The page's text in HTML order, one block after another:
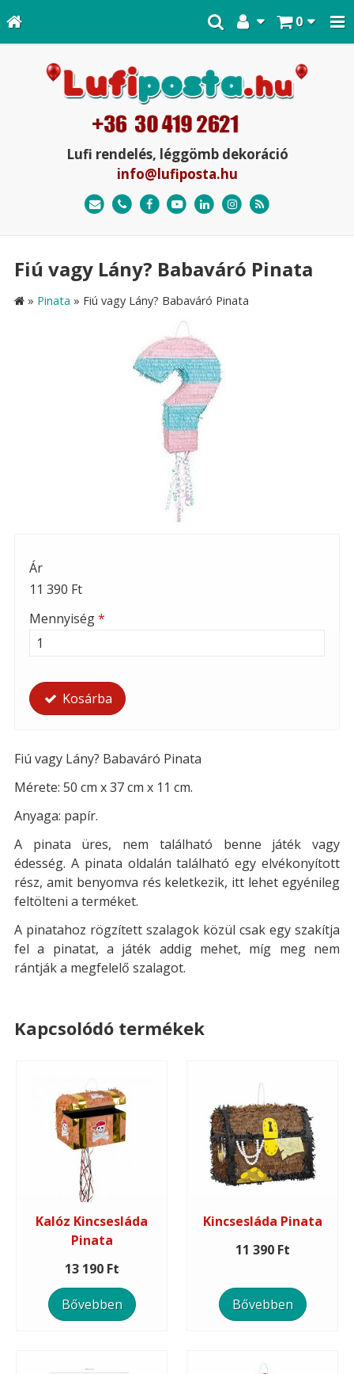
0
Lufi rendelés, léggömb dekoráció
info@lufiposta.hu
Fiú vagy Lány? Babaváró Pinata
» Pinata » Fiú vagy Lány? Babaváró Pinata
Ár
11 390 Ft
Mennyiség*
Kosárba
Fiú vagy Lány? Babaváró Pinata
Mérete: 50 cm x 37 cm x 11 cm.
Anyaga: papír.
A pinata üres, nem található benne játék vagy
édesség. A pinata oldalán található egy elvékonyított
rész, amit benyomva rés keletkezik, itt lehet egyénileg
feltölteni a terméket.
A pinatahoz rögzített szalagok közül csak egy szakítja
fel a pinatat, a játék addig mehet, míg meg nem
rántják a megfelelő szalagot.
Kapcsolódó termékek
Kalóz Kincsesláda
Pinata
13 190 Ft
Bővebben
Kincsesláda Pinata
11 390 Ft
Bővebben